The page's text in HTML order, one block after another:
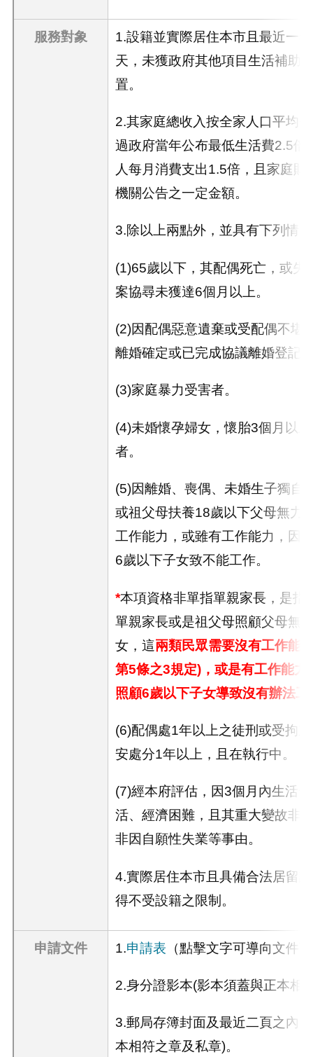
服務對象
1.設籍並實際居住本市且最近一
天，未獲政府其他項目生活補助
置。
2.其家庭總收入按全家人口平均
過政府當年公布最低生活費2.5倍
人每月消費支出1.5倍，且家庭財
機關公告之一定金額。
3.除以上兩點外，並具有下列情
(1)65歲以下，其配偶死亡，或失
案協尋未獲達6個月以上。
(2)因配偶惡意遺棄或受配偶不堪
離婚確定或已完成協議離婚登記
(3)家庭暴力受害者。
(4)未婚懷孕婦女，懷胎3個月以
者。
(5)因離婚、喪偶、未婚生子獨自
或祖父母扶養18歲以下父母無力
工作能力，或雖有工作能力，因
6歲以下子女致不能工作。
*本項資格非單指單親家長，是指
單親家長或是祖父母照顧父母無
女，這兩類民眾需要沒有工作能
第5條之3規定)，或是有工作能力
照顧6歲以下子女導致沒有辦法工
(6)配偶處1年以上之徒刑或受拘
安處分1年以上，且在執行中。
(7)經本府評估，因3個月內生活
活、經濟困難，且其重大變故非
非因自願性失業等事由。
4.實際居住本市且具備合法居留
得不受設籍之限制。
申請文件 1.申請表 （點擊文字可導向文件
2.身分證影本(影本須蓋與正本相
3.郵局存簿封面及最近二頁之內
本相符之章及私章)。